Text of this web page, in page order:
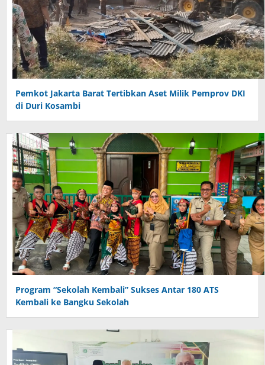
Pemkot Jakarta Barat Tertibkan Aset Milik Pemprov DKI
di Duri Kosambi
Program “Sekolah Kembali” Sukses Antar 180 ATS
Kembali ke Bangku Sekolah